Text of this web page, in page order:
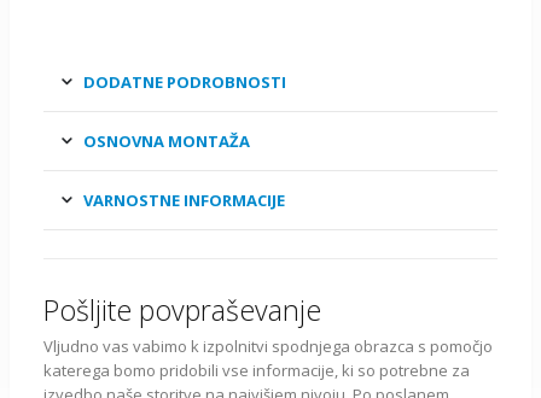
DODATNE PODROBNOSTI
OSNOVNA MONTAŽA
VARNOSTNE INFORMACIJE
Pošljite povpraševanje
Vljudno vas vabimo k izpolnitvi spodnjega obrazca s pomočjo
katerega bomo pridobili vse informacije, ki so potrebne za